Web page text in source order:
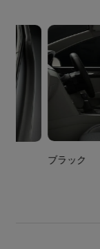
ブラック